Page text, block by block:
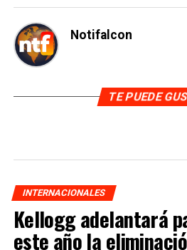
Notifalcon
TE PUEDE
INTERNACIONALES
Kellogg adelantará
este año la